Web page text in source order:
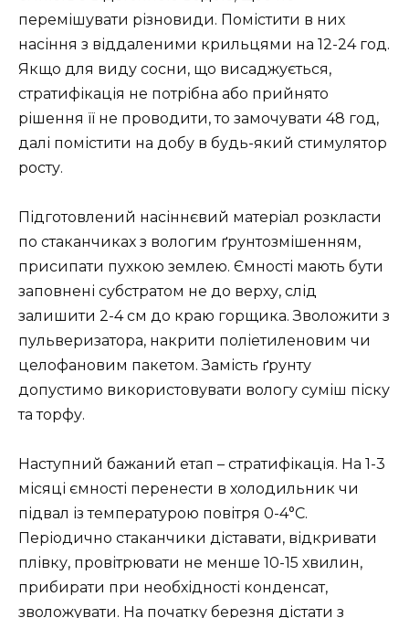
перемішувати різновиди. Помістити в них
насіння з віддаленими крильцями на 12-24 год.
Якщо для виду сосни, що висаджується,
стратифікація не потрібна або прийнято
рішення її не проводити, то замочувати 48 год,
далі помістити на добу в будь-який стимулятор
росту.
Підготовлений насіннєвий матеріал розкласти
по стаканчиках з вологим ґрунтозмішенням,
присипати пухкою землею. Ємності мають бути
заповнені субстратом не до верху, слід
залишити 2-4 см до краю горщика. Зволожити з
пульверизатора, накрити поліетиленовим чи
целофановим пакетом. Замість ґрунту
допустимо використовувати вологу суміш піску
та торфу.
Наступний бажаний етап – стратифікація. На 1-3
місяці ємності перенести в холодильник чи
підвал із температурою повітря 0-4°C.
Періодично стаканчики діставати, відкривати
плівку, провітрювати не менше 10-15 хвилин,
прибирати при необхідності конденсат,
зволожувати. На початку березня дістати з